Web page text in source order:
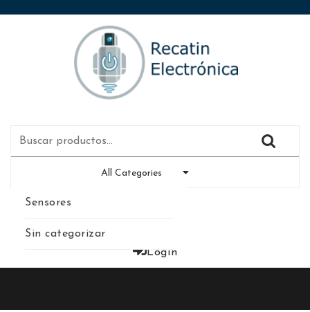
All Categories
Sensores
Sin categorizar
Login